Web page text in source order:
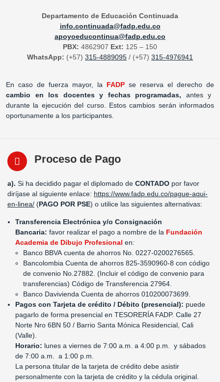
Departamento de Educación Continuada
info.continuada@fadp.edu.co
apoyoeducontinua@fadp.edu.co
PBX: 4862907 Ext: 125 – 150
WhatsApp: (+57) 315-4889095 / (+57) 315-4976941
En caso de fuerza mayor, la FADP se reserva el derecho de
cambio en los docentes y fechas programadas, antes y
durante la ejecución del curso. Estos cambios serán informados
oportunamente a los participantes.
Proceso de Pago
a). Si ha decidido pagar el diplomado de CONTADO por favor
diríjase al siguiente enlace: https://www.fadp.edu.co/pague-aqui-
en-linea/ (PAGO POR PSE) o utilice las siguientes alternativas:
Transferencia Electrónica y/o Consignación
Bancaria: favor realizar el pago a nombre de la Fundación
Academia de Dibujo Profesional en:
Banco BBVA cuenta de ahorros No. 0227-0200276565.
Bancolombia Cuenta de ahorros 825-3590960-8 con código
de convenio No.27882. (Incluir el código de convenio para
transferencias) Código de Transferencia 27964.
Banco Davivienda Cuenta de ahorros 010200073699.
Pagos con Tarjeta de crédito / Débito (presencial): puede
pagarlo de forma presencial en TESORERÍA FADP. Calle 27
Norte Nro 6BN 50 / Barrio Santa Mónica Residencial, Cali
(Valle).
Horario: lunes a viernes de 7:00 a.m. a 4:00 p.m. y sábados
de 7:00 a.m. a 1:00 p.m.
La persona titular de la tarjeta de crédito debe asistir
personalmente con la tarjeta de crédito y la cédula original.